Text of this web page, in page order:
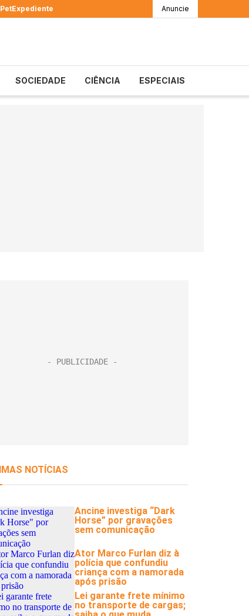
PetExpediente Anuncie
SOCIEDADE CIÊNCIA ESPECIAIS